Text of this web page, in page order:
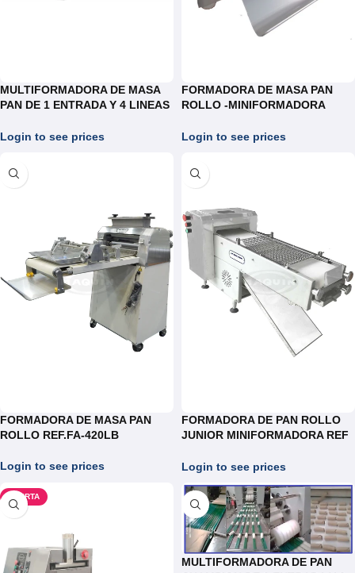
MULTIFORMADORA DE MASA
PAN DE 1 ENTRADA Y 4 LINEAS
Login to see prices
FORMADORA DE MASA PAN
ROLLO -MINIFORMADORA
Login to see prices
FORMADORA DE MASA PAN
ROLLO REF.FA-420LB
Login to see prices
FORMADORA DE PAN ROLLO
JUNIOR MINIFORMADORA REF
Login to see prices
OFERTA
MULTIFORMADORA DE PAN